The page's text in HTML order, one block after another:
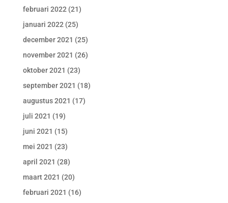
februari 2022 (21)
januari 2022 (25)
december 2021 (25)
november 2021 (26)
oktober 2021 (23)
september 2021 (18)
augustus 2021 (17)
juli 2021 (19)
juni 2021 (15)
mei 2021 (23)
april 2021 (28)
maart 2021 (20)
februari 2021 (16)